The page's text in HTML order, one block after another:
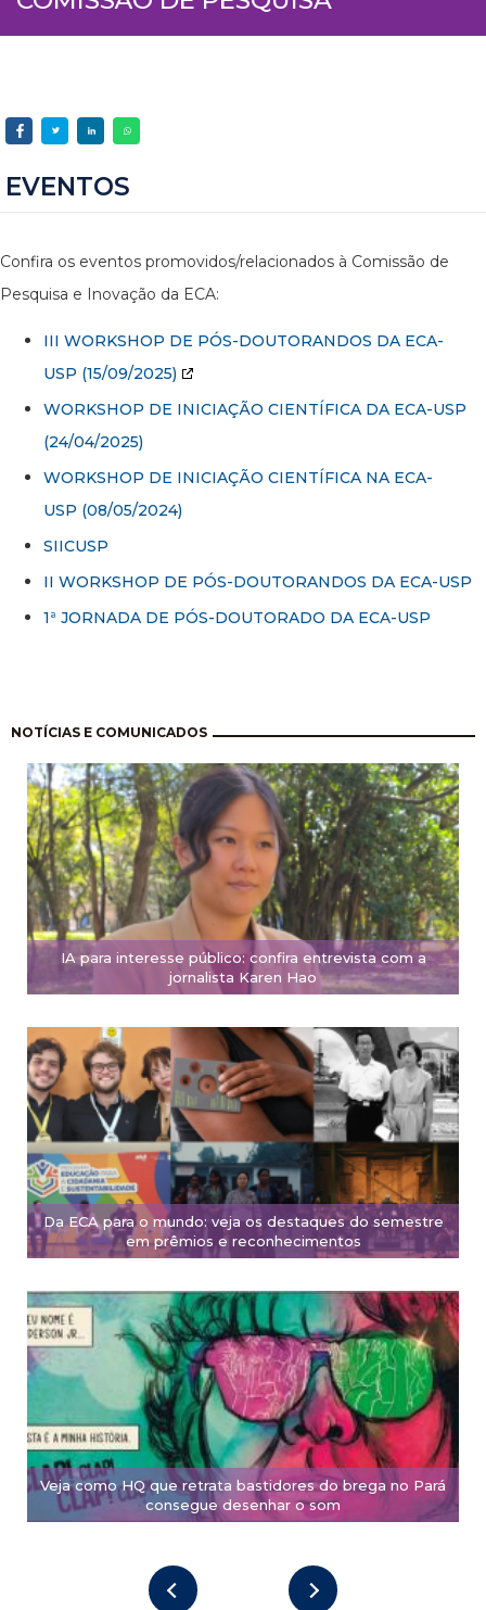
EVENTOS
Confira os eventos promovidos/relacionados à Comissão de
Pesquisa e Inovação da ECA:
III WORKSHOP DE PÓS-DOUTORANDOS DA ECA-
USP (15/09/2025)
WORKSHOP DE INICIAÇÃO CIENTÍFICA DA ECA-USP
(24/04/2025)
WORKSHOP DE INICIAÇÃO CIENTÍFICA NA ECA-
USP (08/05/2024)
SIICUSP
II WORKSHOP DE PÓS-DOUTORANDOS DA ECA-USP
1ª JORNADA DE PÓS-DOUTORADO DA ECA-USP
NOTÍCIAS E COMUNICADOS
IA para interesse público: confira entrevista com a
jornalista Karen Hao
Da ECA para o mundo: veja os destaques do semestre
em prêmios e reconhecimentos
Veja como HQ que retrata bastidores do brega no Pará
consegue desenhar o som
Paginación